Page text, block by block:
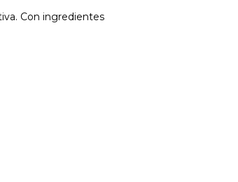
Con ingredientes